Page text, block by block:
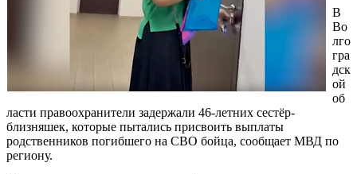
В
Во
лго
гра
дск
ой
об
ласти правоохранители задержали 46-летних сестёр-
близняшек, которые пытались присвоить выплаты
родственников погибшего на СВО бойца, сообщает МВД по
региону.